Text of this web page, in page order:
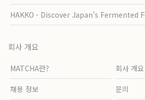
HAKKO - Discover Japan’s Fermented
회사 개요
MATCHA란? 회사 개요
채용 정보 문의